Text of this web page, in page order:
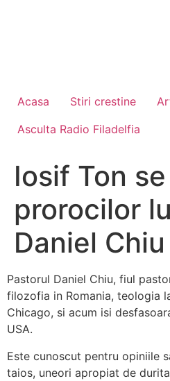
Acasa Stiri crestine
Asculta Radio Filadelfia
Iosif Ton
prorocilor
Daniel Chiu
Pastorul Daniel Chiu, fiul
filozofia in Romania, teologia
Chicago, si acum isi
USA.
Este cunoscut pentru opiniile
taios, uneori apropiat de